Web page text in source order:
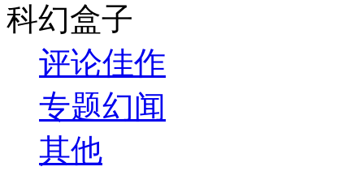
科幻盒子
评论佳作
专题幻闻
其他